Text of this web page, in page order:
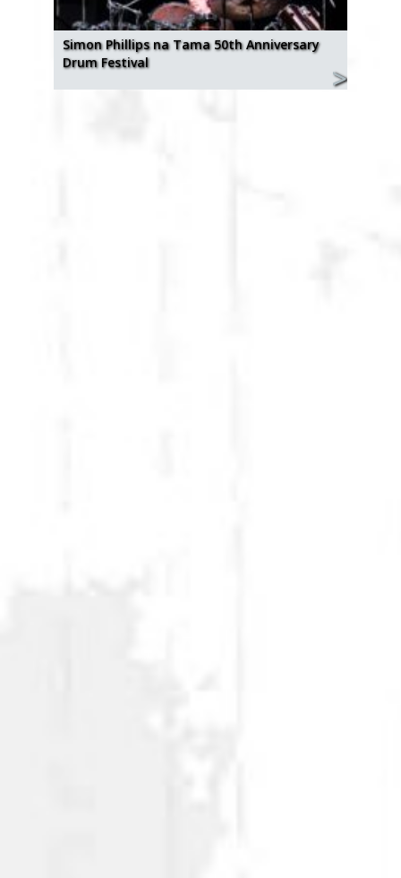
Simon Phillips na Tama 50th Anniversary
Drum Festival